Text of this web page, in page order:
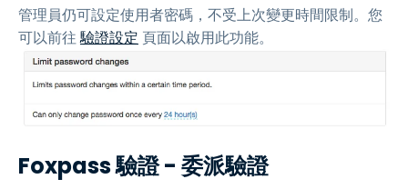
管理員仍可設定使用者密碼，不受上次變更時間限制。您
可以前往驗證設定 頁面以啟用此功能。
Foxpass 驗證 - 委派驗證